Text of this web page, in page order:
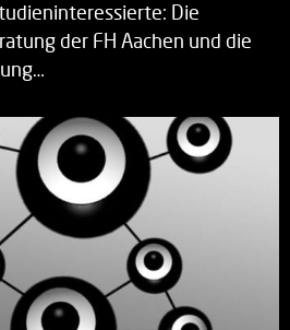
Die
der FH Aachen und die